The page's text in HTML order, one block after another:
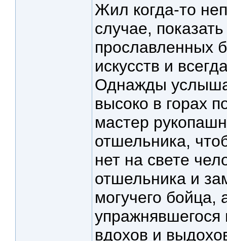
Жил когда-то
случае,
прославленных
искусств и
Однажды
высоко в горах
мастер
отшельника,
нет на свете
отшельника и
могучего бойца,
упражнявшегося
вдохов и